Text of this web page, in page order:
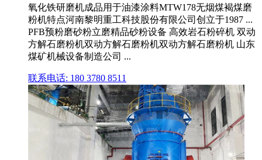
氧化铁研磨机成品用于油漆涂料MTW178无烟煤褐煤磨
粉机特点河南黎明重工科技股份有限公司创立于1987 ...
PFB预粉磨砂粉立磨精品砂粉设备 高效岩石粉碎机 双动
方解石磨粉机双动方解石磨粉机双动方解石磨粉机 山东
煤矿机械设备制造公司 ...
联系电话: 180 3780 8511